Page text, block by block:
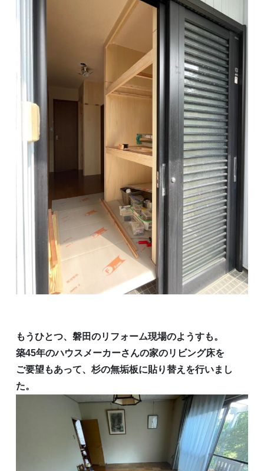
もうひとつ、磐田のリフォーム現場のようすも。
築45年のハウスメーカーさんの家のリビング床を
ご要望もあって、杉の無垢板に貼り替えを行いまし
た。